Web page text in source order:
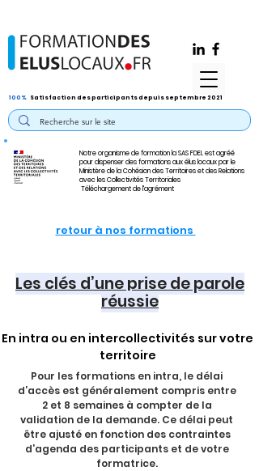
Notre organisme de formation la SAS FDEL est agréé
pour dispenser des formations aux élus locaux par le
Ministère de la Cohésion des Territoires et des Relations
avec les Collectivités Territoriales
Téléchargement de l'agrément
100% Satisfaction des participants depuis septembre 2021
retour à nos formations
Les clés d’une prise de parole
réussie
En intra ou en intercollectivités sur votre
territoire
Pour les formations en intra, le délai
d’accès est généralement compris entre
2 et 8 semaines à compter de la
validation de la demande. Ce délai peut
être ajusté en fonction des contraintes
d’agenda des participants et de votre
formatrice.